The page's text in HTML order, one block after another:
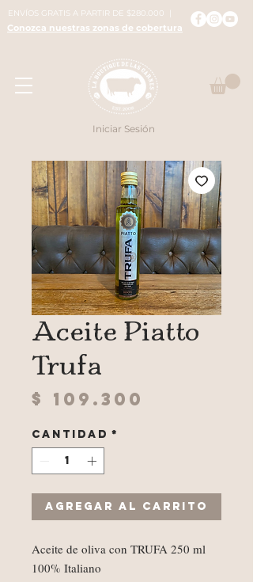
ENVÍOS GRATIS A PARTIR DE $280.000 |
Conozca nuestras zonas de cobertura
Iniciar Sesión
Aceite Piatto
Trufa
$ 109.300
Cantidad *
Agregar al carrito
Aceite de oliva con TRUFA 250 ml
100% Italiano